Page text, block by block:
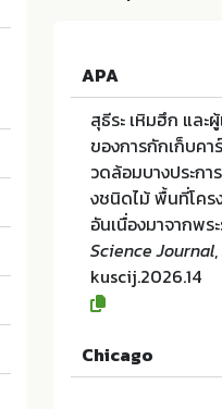
APA
สุธีระ เหิมฮึก แล
ของการกักเก็บค
วดล้อมบางประก
งชนิดไม้ พื้นที่โค
อันเนื่องมาจากพร
Science Journal,
kuscij.2026.14
Chicago